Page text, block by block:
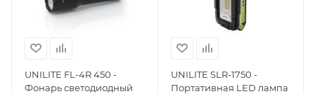
UNILITE FL-4R 450 -
Фонарь светодиодный
UNILITE SLR-1750 -
Портативная LED лампа